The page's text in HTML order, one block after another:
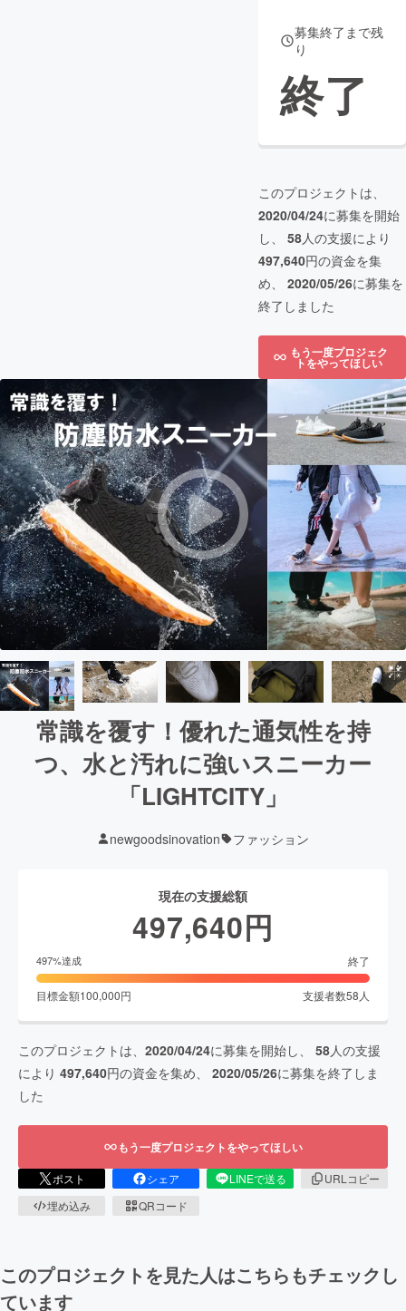
募集終了まで残
り
終了
このプロジェクトは、
2020/04/24に募集を開始
し、 58人の支援により
497,640円の資金を集
め、 2020/05/26に募集を
終了しました
もう一度プロジェク
トをやってほしい
常識を覆す！優れた通気性を持
つ、水と汚れに強いスニーカー
「LIGHTCITY」
newgoodsinovation ファッション
現在の支援総額
497,640円
497%達成 終了
目標金額100,000円 支援者数58 人
このプロジェクトは、 2020/04/24に募集を開始し、 58人の支援
により 497,640円の資金を集め、 2020/05/26に募集を終了しま
した
もう一度プロジェクトをやってほしい
ポスト シェア LINEで送る
URLコピー
埋め込み
QRコード
このプロジェクトを見た人はこちらもチェックし
ています